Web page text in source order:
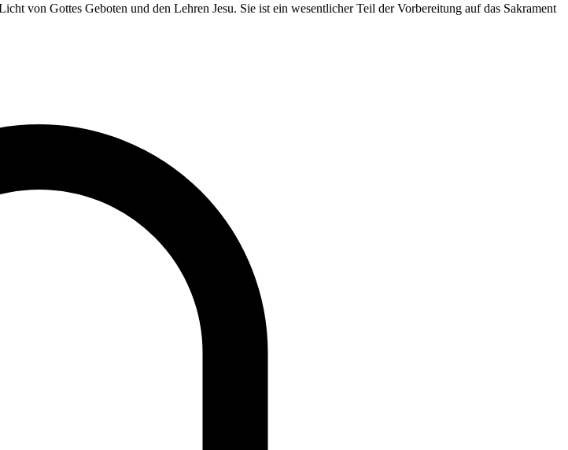
von Gottes Geboten und den Lehren Jesu. Sie ist ein wesentlicher Teil der Vorbereitung auf das Sakrament